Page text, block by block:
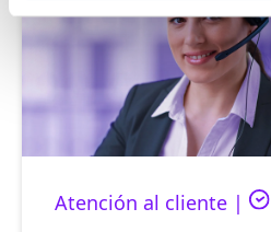
Atención al cliente |